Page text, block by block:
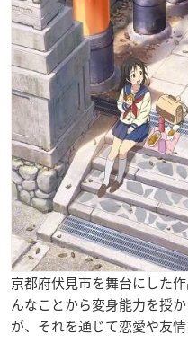
京都府伏見市を舞台にした作
んなことから変身能力を授
が、それを通じて恋愛や友